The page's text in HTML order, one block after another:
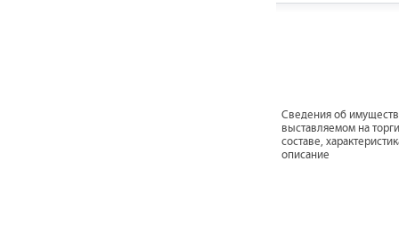
Cведения об
выставляемом на
составе,
описание